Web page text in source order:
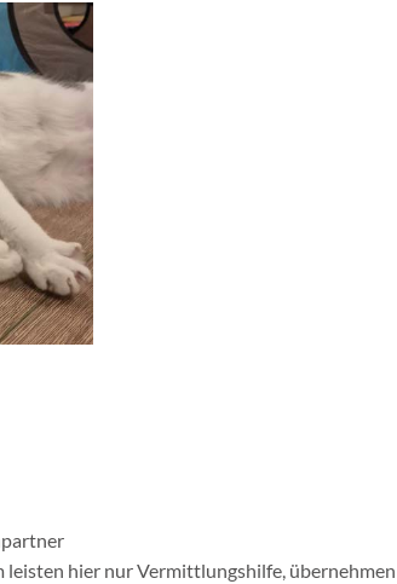
hier nur Vermittlungshilfe,